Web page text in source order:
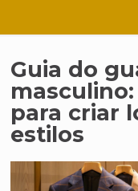
Guia do
para criar
estilos